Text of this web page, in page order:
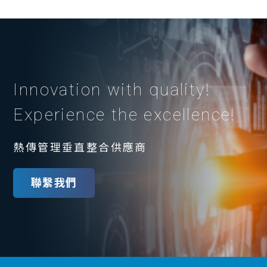
Innovation with quality!
Experience the excellence!
熱傳管理垂直整合供應商
聯繫我們